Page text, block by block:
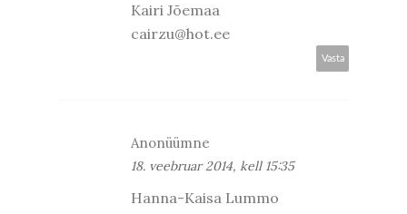
Kairi Jõemaa
cairzu@hot.ee
Vasta
Anonüümne
18. veebruar 2014, kell 15:35
Hanna-Kaisa Lummo